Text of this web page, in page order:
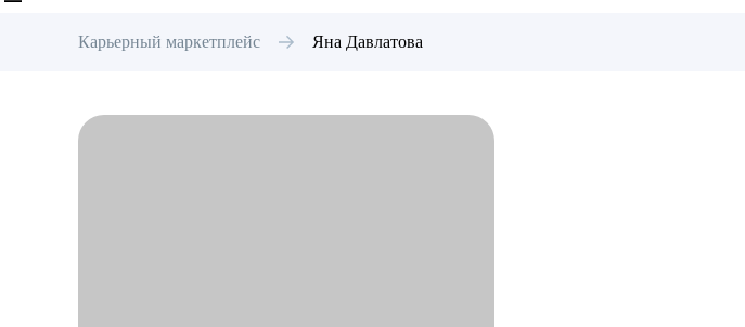
Карьерный маркетплейс Яна Давлатова